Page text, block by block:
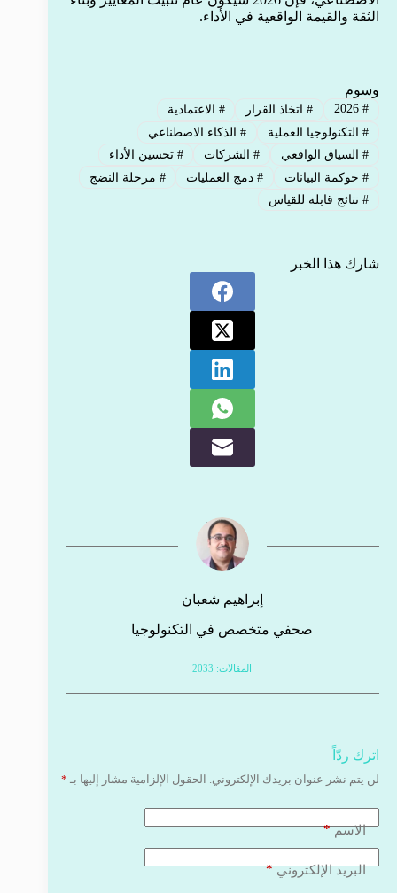
الثقة والقيمة الواقعية في الأداء.
وسوم
#
2026
#اتخاذ القرار # الاعتمادية
#التكنولوجيا العملية #الذكاء الاصطناعي
#السياق الواقعي #الشركات # تحسين الأداء
#حوكمة البيانات #دمج العمليات # مرحلة النضج
#نتائج قابلة للقياس
شارك هذا الخبر
إبراهيم شعبان
صحفي متخصص في التكنولوجيا
المقالات: 2033
اترك ردّاً
لن يتم نشر عنوان بريدك الإلكتروني. الحقول الإلزامية مشار إليها بـ *
الاسم*
البريد الإلكتروني*